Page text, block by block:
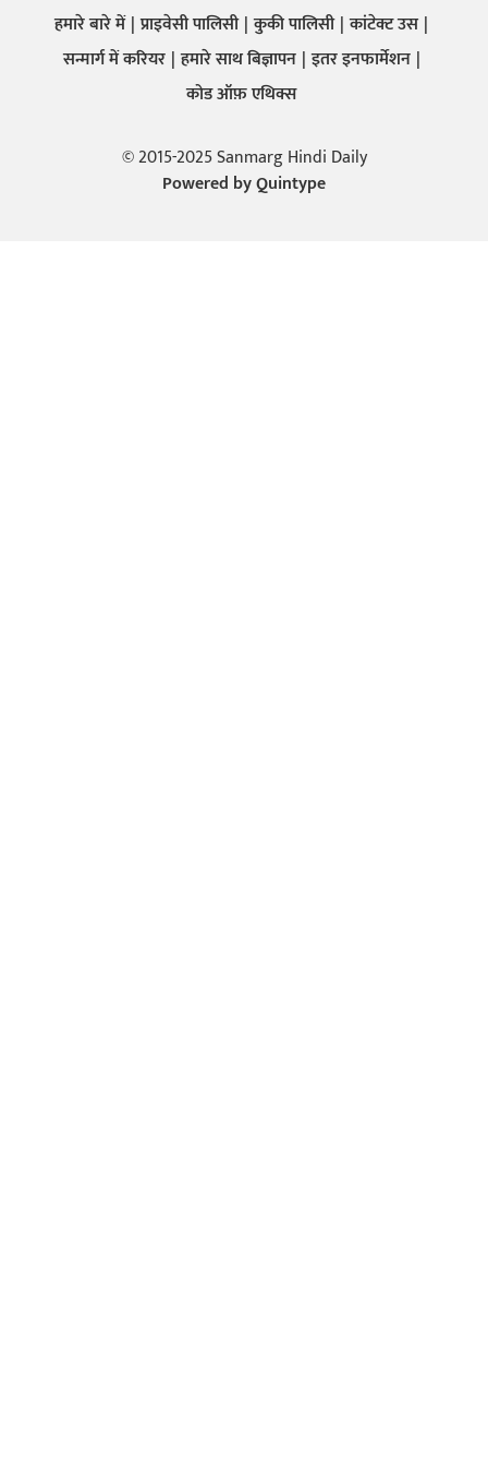
हमारे बारे में प्राइवेसी पालिसी कुकी पालिसी कांटेक्ट उस
सन्मार्ग में करियर हमारे साथ बिज्ञापन इतर इनफार्मेशन
कोड ऑफ़ एथिक्स
© 2015-2025 Sanmarg Hindi Daily
Powered byQuintype